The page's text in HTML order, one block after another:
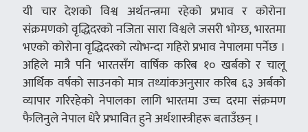
यी चार देशको विश्व अर्थतन्त्रमा रहेको प्रभाव र कोरोना
संक्रमणको वृद्धिदरको नजिता सारा विश्वले जसरी भोग्छ, भारतमा
भएको कोरोना वृद्धिदरको त्योभन्दा गहिरो प्रभाव नेपालमा पर्नेछ ।
अहिले मात्रै पनि भारतसँग वार्षिक करिब १० खर्बको र चालू
आर्थिक वर्षको साउनको मात्र तथ्यांकअनुसार करिब ६३ अर्बको
व्यापार गरिरहेको नेपालका लागि भारतमा उच्च दरमा संक्रमण
फैलिनुले नेपाल धेरै प्रभावित हुने अर्थशास्त्रीहरू बताउँछन् ।